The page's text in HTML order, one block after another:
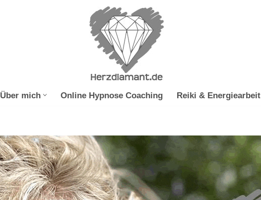
Über mich Online Hypnose Coaching Reiki & Energiearbeit